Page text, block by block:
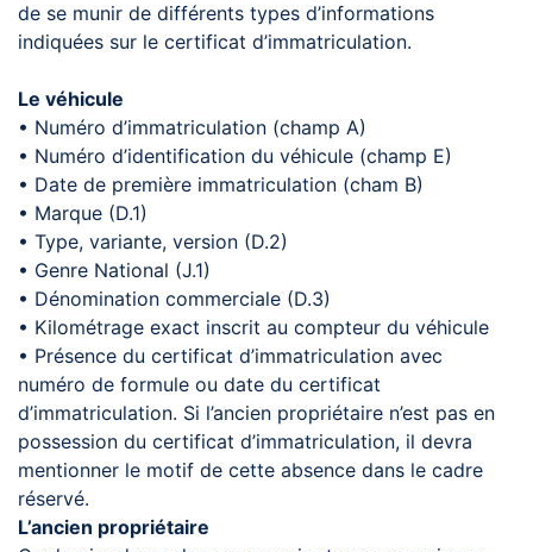
de se munir de différents types d’informations
indiquées sur le certificat d’immatriculation.
Le véhicule
• Numéro d’immatriculation (champ A)
• Numéro d’identification du véhicule (champ E)
• Date de première immatriculation (cham B)
• Marque (D.1)
• Type, variante, version (D.2)
• Genre National (J.1)
• Dénomination commerciale (D.3)
• Kilométrage exact inscrit au compteur du véhicule
• Présence du certificat d’immatriculation avec
numéro de formule ou date du certificat
d’immatriculation. Si l’ancien propriétaire n’est pas en
possession du certificat d’immatriculation, il devra
mentionner le motif de cette absence dans le cadre
réservé.
L’ancien propriétaire